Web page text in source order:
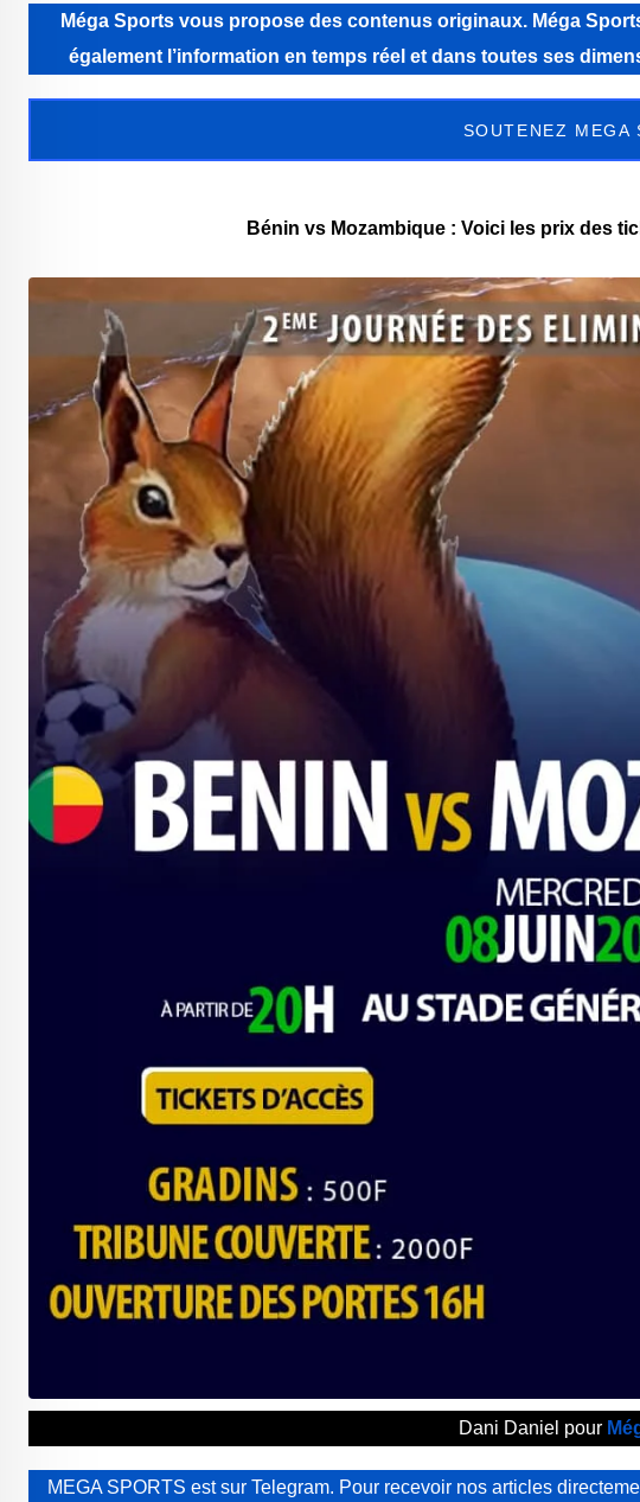
Méga Sports vous propose des contenus originaux. Méga
également l’information en temps réel et dans toutes ses
SOUTENEZ MEGA
Bénin vs Mozambique : Voici les prix des
Dani Daniel pour
MEGA SPORTS est sur Telegram. Pour recevoir nos articles